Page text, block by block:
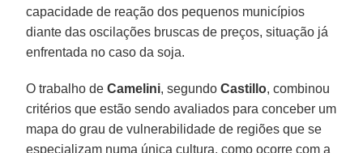
capacidade de reação dos pequenos municípios
diante das oscilações bruscas de preços, situação já
enfrentada no caso da soja.
O trabalho deCamelini, segundoCastillo, combinou
critérios que estão sendo avaliados para conceber um
mapa do grau de vulnerabilidade de regiões que se
especializam numa única cultura, como ocorre com a